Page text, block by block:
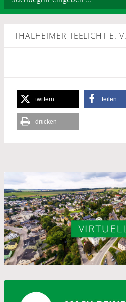
THALHEIMER TEELICHT E. V.
twittern teilen
drucken